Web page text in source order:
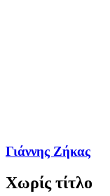
Γιάννης Ζήκας
Χωρίς τίτλο